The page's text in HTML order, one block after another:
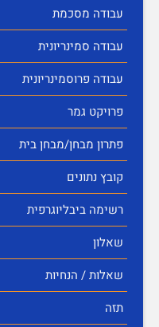
עבודה מסכמת
עבודה סמינריונית
עבודה פרוסמינריונית
פרויקט גמר
פתרון מבחן/מבחן בית
קובץ נתונים
רשימה ביבליוגרפית
שאלון
שאלות / הנחיות
תזה